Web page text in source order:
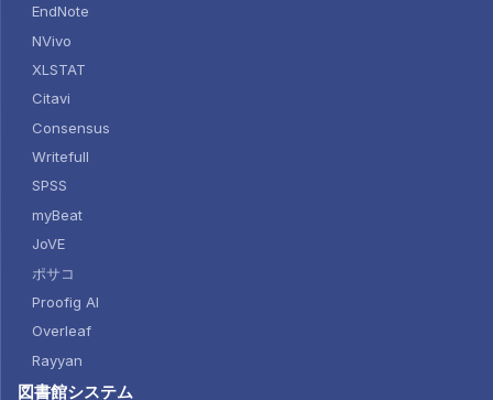
EndNote
NVivo
XLSTAT
Citavi
Consensus
Writefull
SPSS
myBeat
JoVE
ポサコ
Proofig AI
Overleaf
Rayyan
図書館システム